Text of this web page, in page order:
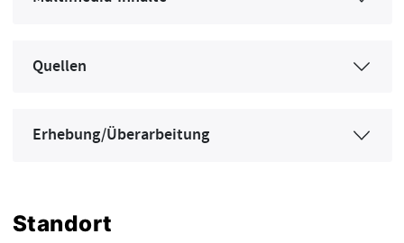
Quellen
Erhebung/Überarbeitung
Standort